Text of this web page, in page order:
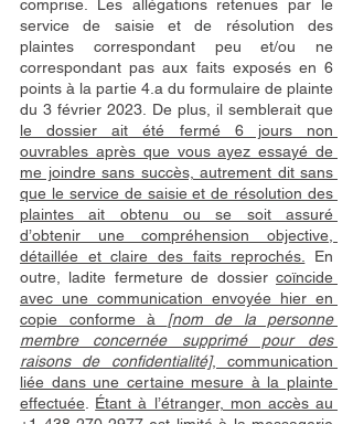
comprise. Les allégations retenues par le
service de saisie et de résolution des
plaintes correspondant peu et/ou ne
correspondant pas aux faits exposés en 6
points à la partie 4.a du formulaire de plainte
le dossier ait été fermé 6 jours non
ouvrables après que vous ayez essayé de
me joindre sans succès, autrement dit sans
que le service de saisie et de résolution des
plaintes ait obtenu ou se soit assuré
d’obtenir une compréhension objective,
détaillée et claire des faits reprochés.
En
outre, ladite fermeture de dossier coïncide
avec une communication envoyée hier en
copie conforme à [nom de la personne
membre concernée supprimé pour des
raisons de confidentialité], communication
liée dans une certaine mesure à la plainte
effectuée
Étant à l’étranger, mon accès au